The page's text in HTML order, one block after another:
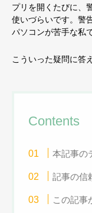
プリを開くたびに、
使いづらいです。警
パソコンが苦手な私
こういった疑問に答
Contents
本記事の
記事の信
この記事